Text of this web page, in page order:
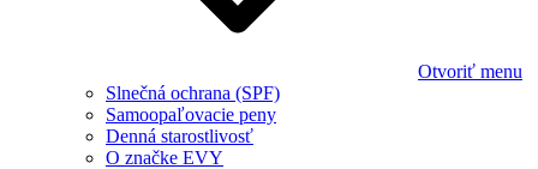
Otvoriť menu
Slnečná ochrana (SPF)
Samoopaľovacie peny
Denná starostlivosť
O značke EVY